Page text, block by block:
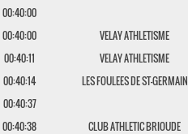
00:40:00
00:40:00
VELAY ATHLETISME
00:40:11
VELAY ATHLETISME
00:40:14
LES FOULEES DE ST-GERMAIN
00:40:37
00:40:38 CLUB ATHLETIC BRIOUDE